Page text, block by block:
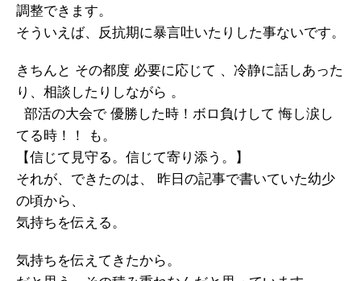
調整できます。
そういえば、反抗期に暴言吐いたりした事ないです。
きちんと その都度 必要に応じて 、冷静に話しあった
り、相談したりしながら 。
部活の大会で 優勝した時！ボロ負けして 悔し涙し
てる時！！ も。
【信じて見守る。信じて寄り添う。】
それが、できたのは、 昨日の記事で書いていた幼少
の頃から、
気持ちを伝える。
気持ちを伝えてきたから。